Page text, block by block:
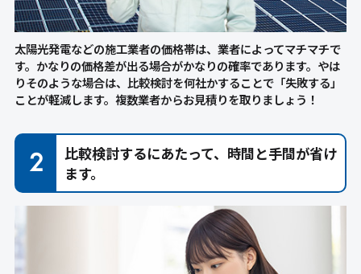
太陽光発電などの施工業者の価格帯は、業者によってマチマチで
す。かなりの価格差が出る場合がかなりの確率であります。やは
りそのような場合は、比較検討を何社かすることで「失敗する」
ことが軽減します。複数業者からお見積りを取りましょう！
比較検討するにあたって、時間と手間が省け
ます。